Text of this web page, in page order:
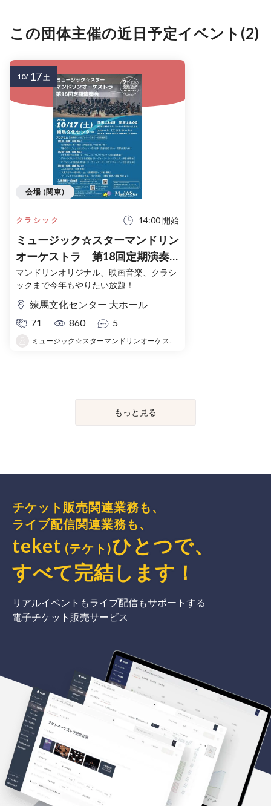
この団体主催の近日予定イベント(2)
クラシック 14:00 開始
ミュージック☆スターマンドリン
オーケストラ 第18回定期演奏
会
マンドリンオリジナル、映画音楽、クラシ
ックまで今年もやりたい放題！
練馬文化センター 大ホール
71
860 5
ミュージック☆スターマンドリンオーケストラ
会場 (関東)
10/ 17土
もっと見る
チケット販売関連業務も、
ライブ配信関連業務も、
teket (テケト)ひとつで、
すべて完結 します ！
リアルイベントもライブ配信もサポートする
電子チケット販売サービス